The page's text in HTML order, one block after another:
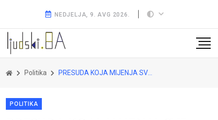
NEDJELJA, 9. AVG 2026.
Politika PRESUDA KOJA MIJENJA SVE: Težak udarac Čoviću i Dodiku, ni Konaković nije oduševljen
POLITIKA